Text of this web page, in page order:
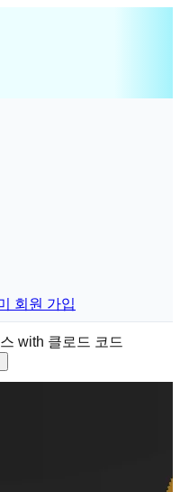
회원 가입
with 클로드 코드